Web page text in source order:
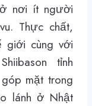
nơi ít người
Thực chất,
giới cùng với
tỉnh
mặt trong
lánh ở Nhật